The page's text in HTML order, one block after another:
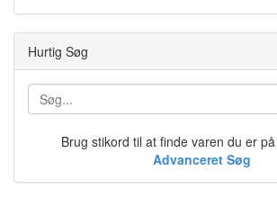
Hurtig Søg
Brug stikord til at finde varen du er
Advanceret Søg